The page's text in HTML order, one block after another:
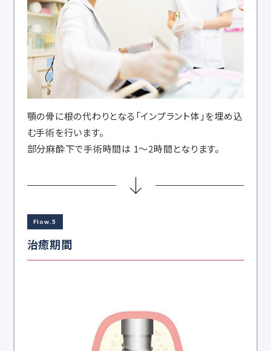
顎の骨に根の代わりとなる「インプラント体」を埋め込
む手術を行います。
部分麻酔下で手術時間は 1～2時間となります。
Flow.5
治癒期間